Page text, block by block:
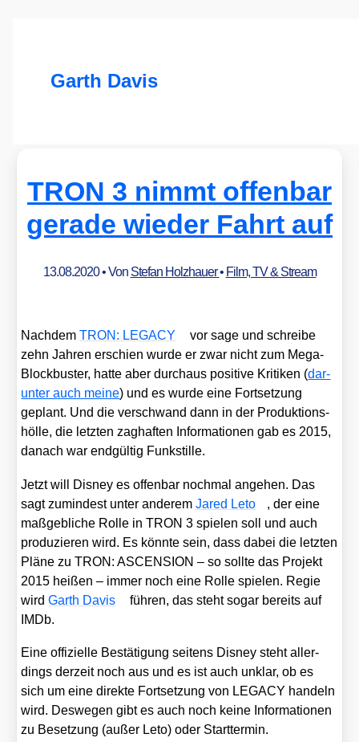
Garth Davis
TRON 3 nimmt offenbar
gerade wieder Fahrt auf
13.08.2020• Von Stefan Holzhauer• Film, TV & Stream
Nach­demTRON: LEGACY
vor sage und schrei­be
zehn Jah­ren erschien wur­de er zwar nicht zum Mega-
Block­bus­ter, hat­te aber durch­aus posi­ti­ve Kri­ti­ken (dar­
un­ter auch mei­ne) und es wur­de eine Fort­set­zung
geplant. Und die ver­schwand dann in der Pro­duk­ti­ons­
höl­le, die letz­ten zag­haf­ten Infor­ma­tio­nen gab es 2015,
danach war end­gül­tig Funk­stil­le.
Jetzt will Dis­ney es offen­bar noch­mal ange­hen. Das
sagt zumin­dest unter ande­remJared Leto
, der eine
maß­geb­li­che Rol­le in TRON 3 spie­len soll und auch
pro­du­zie­ren wird. Es könn­te sein, dass dabei die letz­ten
Plä­ne zu TRON: ASCENSION – so soll­te das Pro­jekt
2015 hei­ßen – immer noch eine Rol­le spie­len. Regie
wirdGarth Davis
füh­ren, das steht sogar bereits auf
IMDb.
Eine offi­zi­el­le Bestä­ti­gung sei­tens Dis­ney steht aller­
dings der­zeit noch aus und es ist auch unklar, ob es
sich um eine direk­te Fort­set­zung von LEGACY han­deln
wird. Des­we­gen gibt es auch noch kei­ne Infor­ma­tio­nen
zu Beset­zung (außer Leto) oder Start­ter­min.